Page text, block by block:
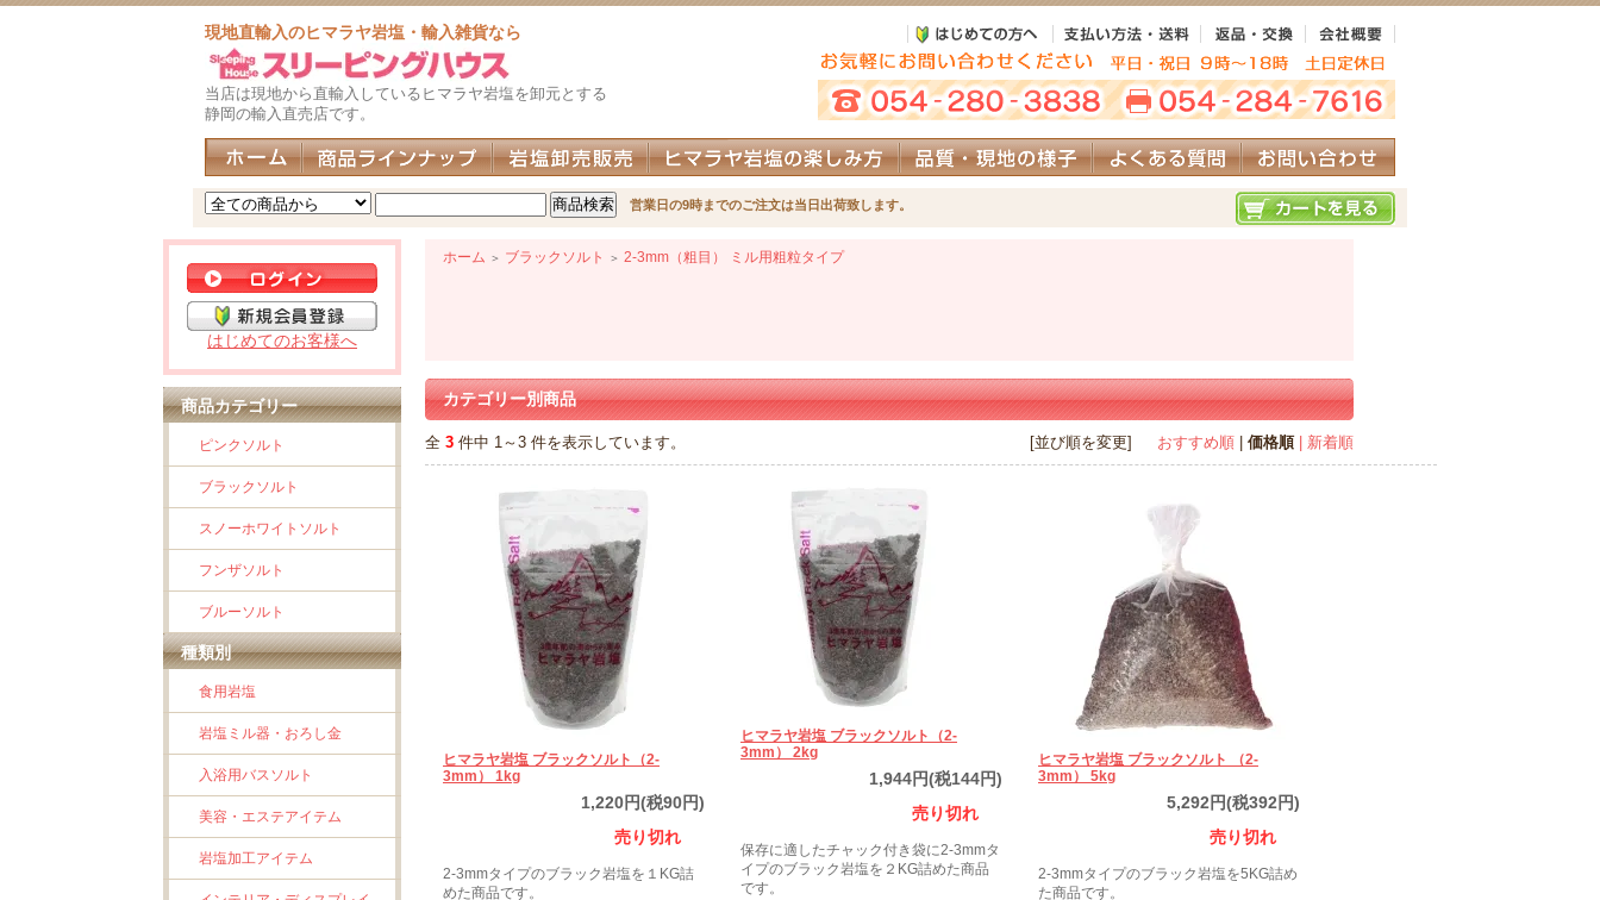
現地直輸入のヒマラヤ岩塩・輸入雑貨なら
当店は現地から直輸入しているヒマラヤ岩塩を卸元とする
静岡の輸入直売店です。
営業日の9時までのご注文は当日出荷致します。
はじめてのお客様へ
商品カテゴリー
ピンクソルト
ブラックソルト
スノーホワイトソルト
フンザソルト
ブルーソルト
種類別
食用岩塩
岩塩ミル器・おろし金
入浴用バスソルト
美容・エステアイテム
岩塩加工アイテム
ホーム ＞ ブラックソルト ＞ 2-3mm（粗目） ミル用粗粒タイプ
カテゴリー別商品
全 3 件中 1～3 件を表示しています。 [並び順を変更] おすすめ順 価格順 | 新着順
ヒマラヤ岩塩 ブラックソルト（2-
3mm） 1kg
1,220円(税90円)
売り切れ
2-3mmタイプのブラック岩塩を１KG詰
めた商品です。
ヒマラヤ岩塩 ブラックソルト（2-
3mm） 2kg
1,944円(税144円)
売り切れ
保存に適したチャック付き袋に2-3mmタ
イプのブラック岩塩を２KG詰めた商品
です。
ヒマラヤ岩塩 ブラックソルト （2-
3mm） 5kg
5,292円(税392円)
売り切れ
2-3mmタイプのブラック岩塩を5KG詰め
た商品です。